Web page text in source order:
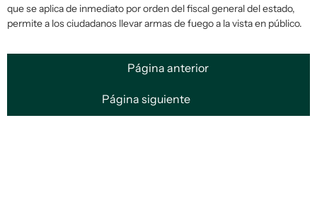
que se aplica de inmediato por orden del fiscal general del estado,
permite a los ciudadanos llevar armas de fuego a la vista en público.
Página anterior
Página siguiente